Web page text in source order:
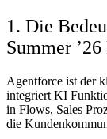
1. Die
Summer ’26
Agentforce ist der
integriert KI
in Flows, Sales
die